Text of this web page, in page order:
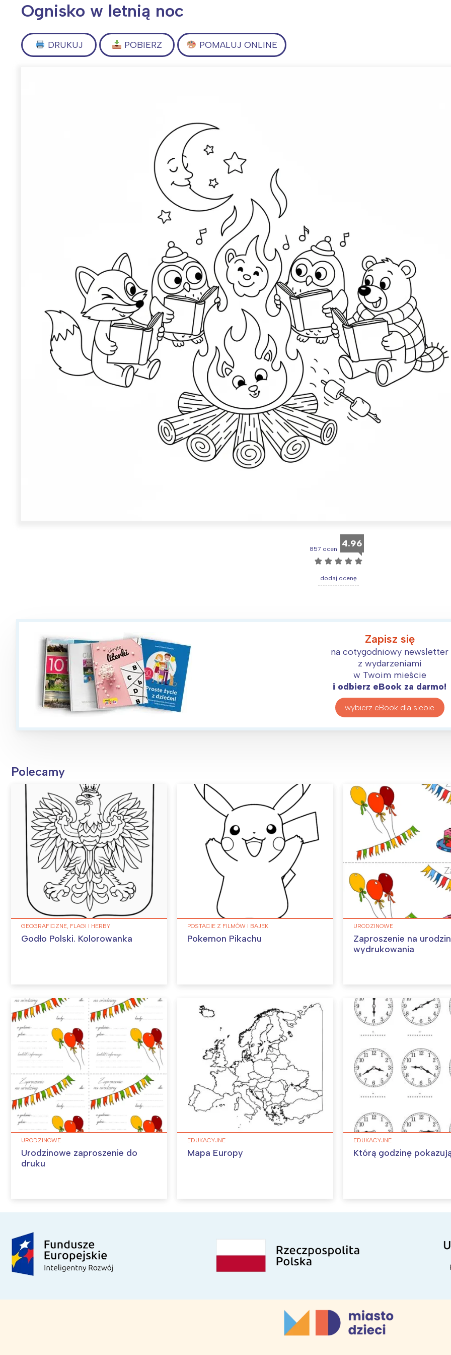
Ognisko w letnią noc
DRUKUJ POBIERZ POMALUJ ONLINE
857 ocen 4.96
☆ ☆ ☆ ☆ ☆
dodaj ocenę
Zapisz się
na cotygodniowy newsletter
z wydarzeniami
w Twoim mieście
i odbierz eBook za darmo!
wybierz eBook dla siebie
Polecamy
GEOGRAFICZNE, FLAGI I HERBY
Godło Polski. Kolorowanka
POSTACIE Z FILMÓW I BAJEK
Pokemon Pikachu
URODZINOWE
Zaproszenie na
wydrukowania
URODZINOWE
Urodzinowe zaproszenie do
druku
EDUKACYJNE
Mapa Europy
EDUKACYJNE
Którą godzinę
Śląsk
Południe